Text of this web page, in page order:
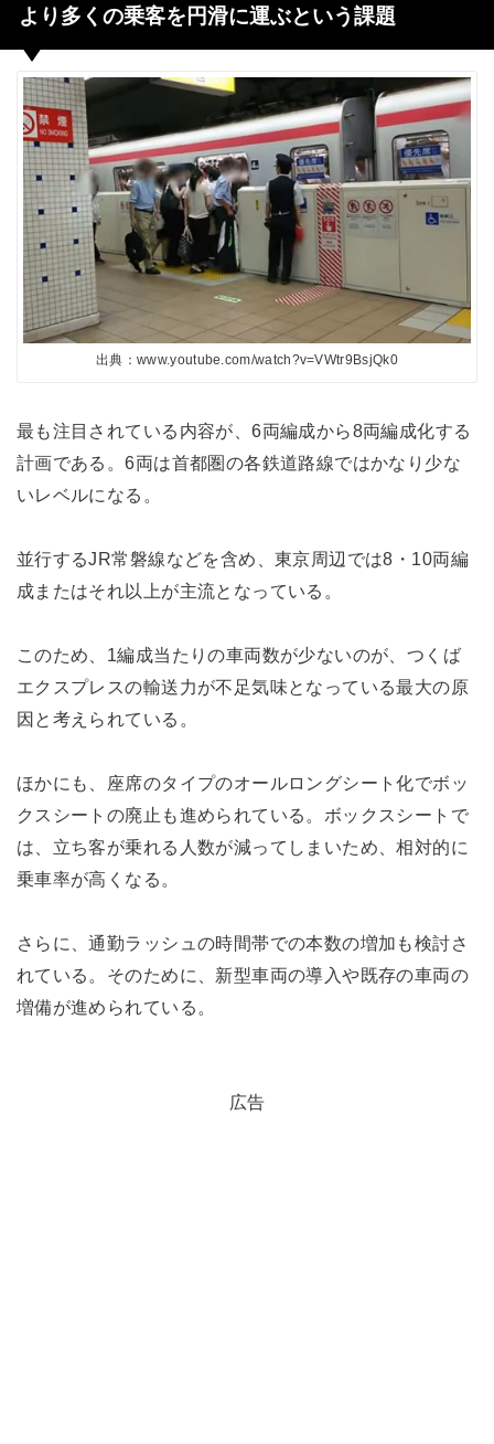
より多くの乗客を円滑に運ぶという課題
出典：www.youtube.com/watch?v=VWtr9BsjQk0
最も注目されている内容が、6両編成から8両編成化する
計画である。6両は首都圏の各鉄道路線ではかなり少な
いレベルになる。
並行するJR常磐線などを含め、東京周辺では8・10両編
成またはそれ以上が主流となっている。
このため、1編成当たりの車両数が少ないのが、つくば
エクスプレスの輸送力が不足気味となっている最大の原
因と考えられている。
ほかにも、座席のタイプのオールロングシート化でボッ
クスシートの廃止も進められている。ボックスシートで
は、立ち客が乗れる人数が減ってしまいため、相対的に
乗車率が高くなる。
さらに、通勤ラッシュの時間帯での本数の増加も検討さ
れている。そのために、新型車両の導入や既存の車両の
増備が進められている。
広告